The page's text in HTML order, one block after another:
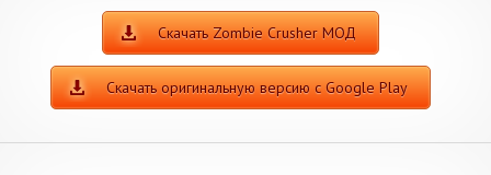
Скачать Zombie Crusher МОД
Скачать оригинальную версию с Google Play